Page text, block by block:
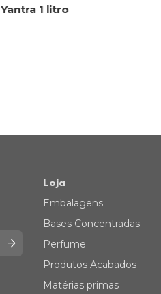
Yantra 1 litro
Loja
Embalagens
Bases Concentradas
Perfume
Produtos Acabados
Matérias primas